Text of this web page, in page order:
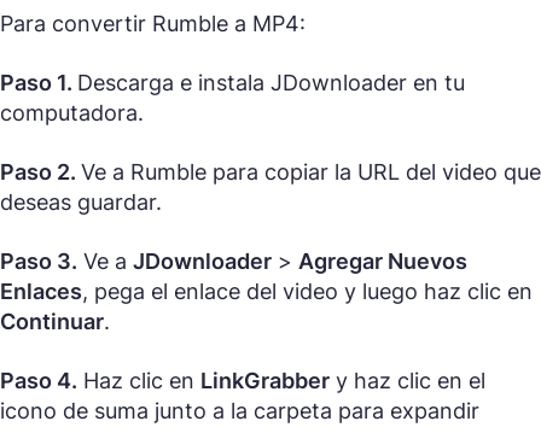
Para convertir Rumble a MP4:
Paso 1. Descarga e instala JDownloader en tu
computadora.
Paso 2. Ve a Rumble para copiar la URL del video que
deseas guardar.
Paso 3. Ve a JDownloader > Agregar Nuevos
Enlaces, pega el enlace del video y luego haz clic en
Continuar.
Paso 4. Haz clic en LinkGrabber y haz clic en el
icono de suma junto a la carpeta para expandir